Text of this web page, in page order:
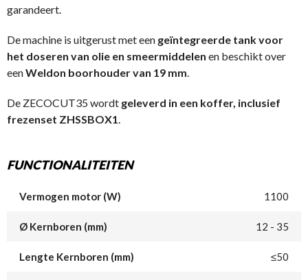
garandeert.
De machine is uitgerust met een geïntegreerde tank voor
het doseren van olie en smeermiddelen en beschikt over
eenWeldon boorhouder van 19 mm.
De ZECOCUT35 wordt geleverd in een koffer, inclusief
frezenset ZHSSBOX1.
FUNCTIONALITEITEN
Vermogen motor (W) 1100
Ø Kernboren (mm) 12 - 35
Lengte Kernboren (mm) ≤50